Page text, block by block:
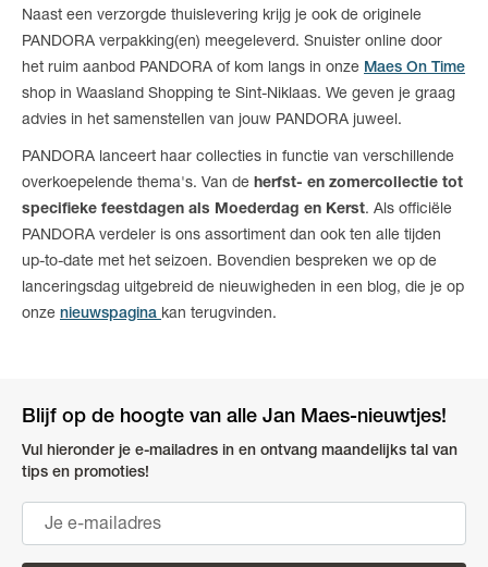
Naast een verzorgde thuislevering krijg je ook de originele
PANDORA verpakking(en) meegeleverd. Snuister online door
het ruim aanbod PANDORA of kom langs in onze Maes On Time
shop in Waasland Shopping te Sint-Niklaas. We geven je graag
advies in het samenstellen van jouw PANDORA juweel.
PANDORA lanceert haar collecties in functie van verschillende
overkoepelende thema's. Van de herfst- en zomercollectie tot
specifieke feestdagen als Moederdag en Kerst. Als officiële
PANDORA verdeler is ons assortiment dan ook ten alle tijden
up-to-date met het seizoen. Bovendien bespreken we op de
lanceringsdag uitgebreid de nieuwigheden in een blog, die je op
onze nieuwspagina kan terugvinden.
Blijf op de hoogte van alle Jan Maes-nieuwtjes!
Vul hieronder je e-mailadres in en ontvang maandelijks tal van
tips en promoties!